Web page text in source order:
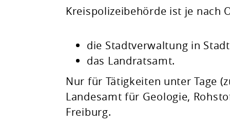
Kreispolizeibehörde ist je nach
die Stadtverwaltung in
das Landratsamt.
Nur für Tätigkeiten unter Tage
Landesamt für Geologie,
Freiburg.